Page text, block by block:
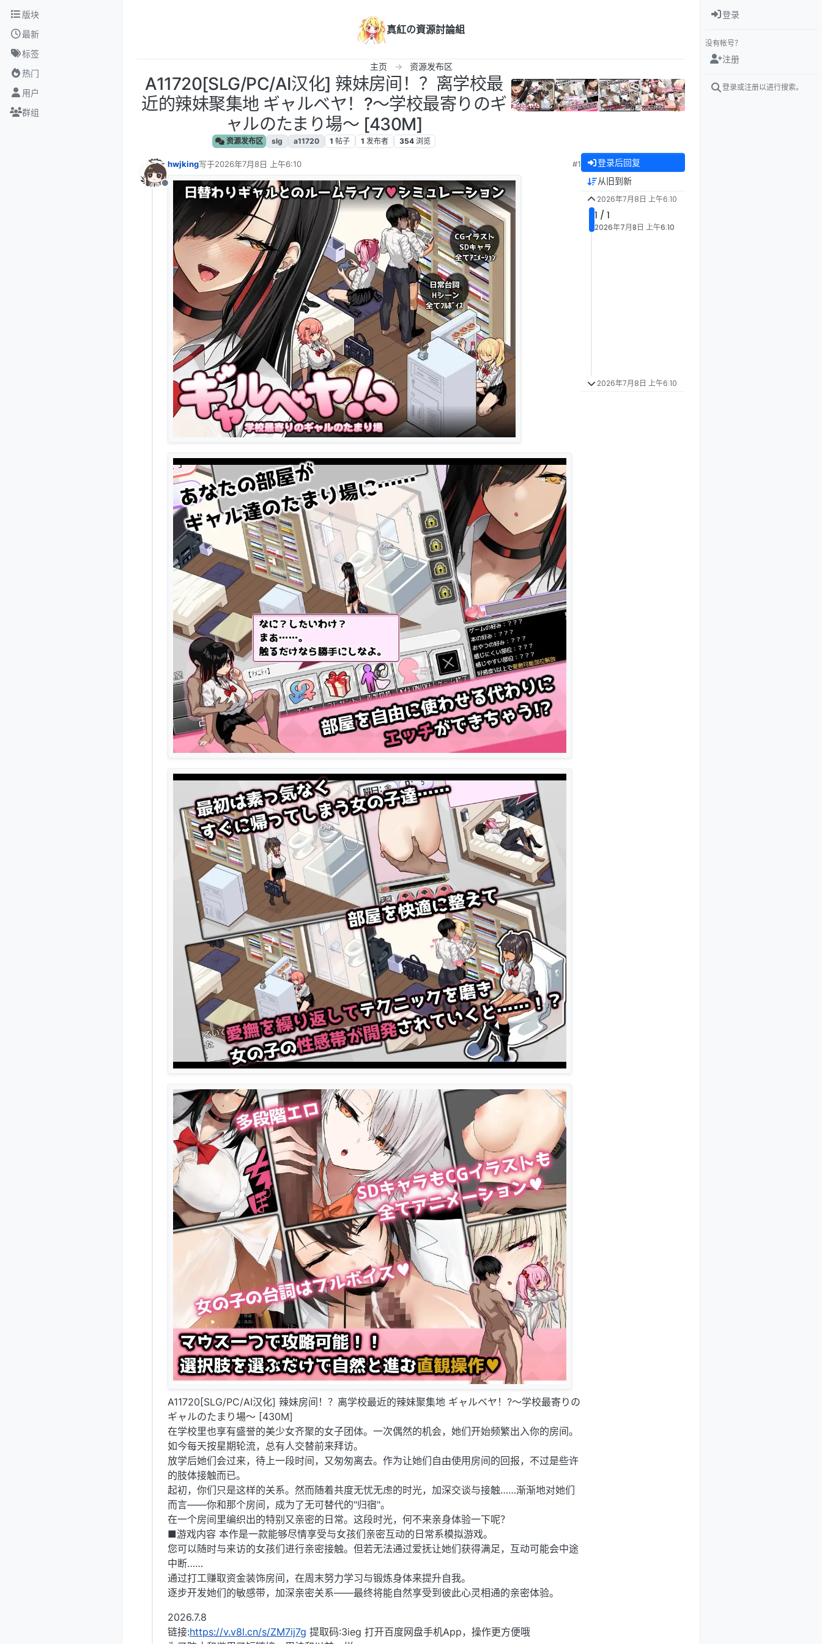
跳转至内容
版块
最新
标签
热门
用户
群组
真紅の資源討論組
主页 资源发布区
A11720[SLG/PC/AI汉化] 辣妹房间！？离学校最
近的辣妹聚集地 ギャルベヤ！?～学校最寄りのギ
ャルのたまり場～ [430M]
资源发布区 slg a11720 1 帖子 1 发布者 354 浏览
离线
hwjking写于2026年7月8日 上午6:10
最后由 编辑
#1
A11720[SLG/PC/AI汉化] 辣妹房间！？离学校最近的辣妹聚集地 ギャルベヤ！?～学校最寄りの
ギャルのたまり場～ [430M]
在学校里也享有盛誉的美少女齐聚的女子团体。一次偶然的机会，她们开始频繁出入你的房间。
如今每天按星期轮流，总有人交替前来拜访。
放学后她们会过来，待上一段时间，又匆匆离去。作为让她们自由使用房间的回报，不过是些许
的肢体接触而已。
起初，你们只是这样的关系。然而随着共度无忧无虑的时光，加深交谈与接触……渐渐地对她们
而言——你和那个房间，成为了无可替代的"归宿"。
在一个房间里编织出的特别又亲密的日常。这段时光，何不来亲身体验一下呢？
■游戏内容 本作是一款能够尽情享受与女孩们亲密互动的日常系模拟游戏。
您可以随时与来访的女孩们进行亲密接触。但若无法通过爱抚让她们获得满足，互动可能会中途
中断……
通过打工赚取资金装饰房间，在周末努力学习与锻炼身体来提升自我。
逐步开发她们的敏感带，加深亲密关系——最终将能自然享受到彼此心灵相通的亲密体验。
2026.7.8
链接:https://v.v8l.cn/s/ZM7ij7g 提取码:3ieg 打开百度网盘手机App，操作更方便哦
登录后回复
从旧到新
2026年7月8日 上午6:10
1 / 1
2026年7月8日 上午6:10
2026年7月8日 上午6:10
登录
没有帐号？
注册
登录或注册以进行搜索。